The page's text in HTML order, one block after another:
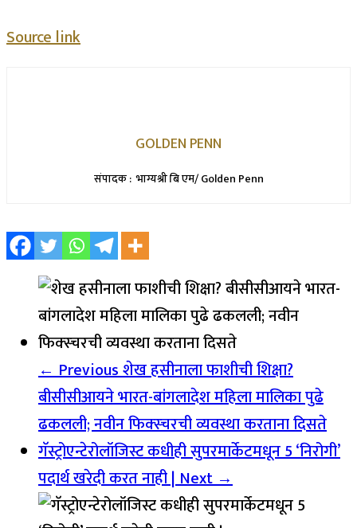
Source link
GOLDEN PENN
संपादक : भाग्यश्री बि एम/ Golden Penn
← Previousशेख हसीनाला फाशीची शिक्षा?
बीसीसीआयने भारत-बांगलादेश महिला मालिका पुढे
ढकलली; नवीन फिक्स्चरची व्यवस्था करताना दिसते
गॅस्ट्रोएन्टेरोलॉजिस्ट कधीही सुपरमार्केटमधून 5 ‘निरोगी’
पदार्थ खरेदी करत नाही |Next →